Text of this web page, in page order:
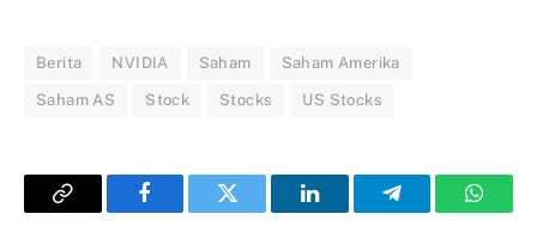
Berita NVIDIA Saham Saham Amerika
Saham AS Stock Stocks US Stocks
Copy
FacebookTwitter LinkedInTelegram